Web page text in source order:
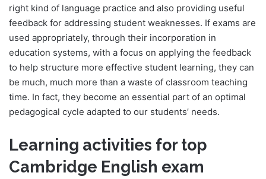
right kind of language practice and also providing useful
feedback for addressing student weaknesses. If exams are
used appropriately, through their incorporation in
education systems, with a focus on applying the feedback
to help structure more effective student learning, they can
be much, much more than a waste of classroom teaching
time. In fact, they become an essential part of an optimal
pedagogical cycle adapted to our students’ needs.
Learning activities for top
Cambridge English exam